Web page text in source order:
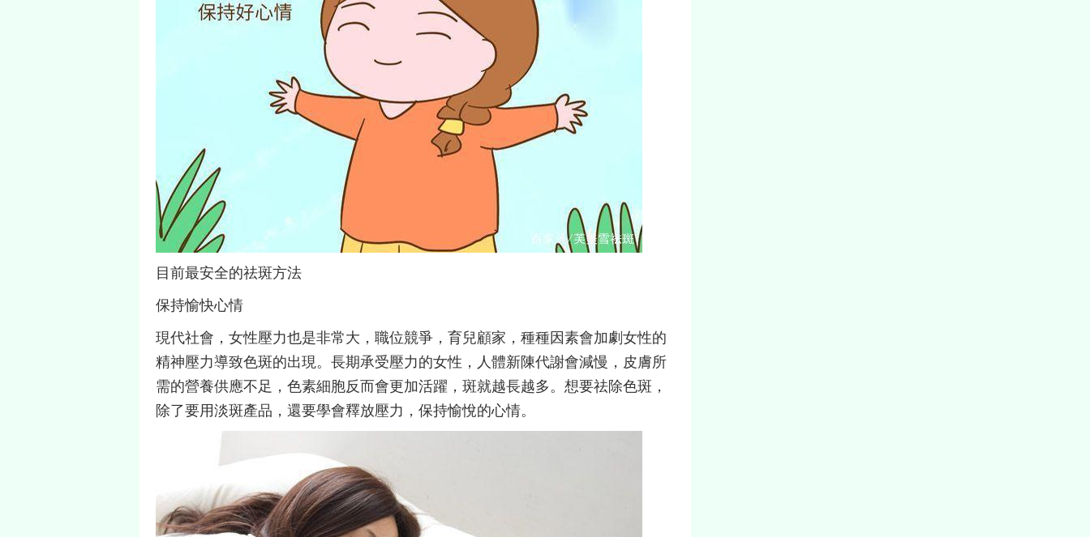
目前最安全的祛斑方法
保持愉快心情
現代社會，女性壓力也是非常大，職位競爭，育兒顧家，種種因素會加劇女性的
精神壓力導致色斑的出現。長期承受壓力的女性，人體新陳代謝會減慢，皮膚所
需的營養供應不足，色素細胞反而會更加活躍，斑就越長越多。想要祛除色斑，
除了要用淡斑產品，還要學會釋放壓力，保持愉悅的心情。